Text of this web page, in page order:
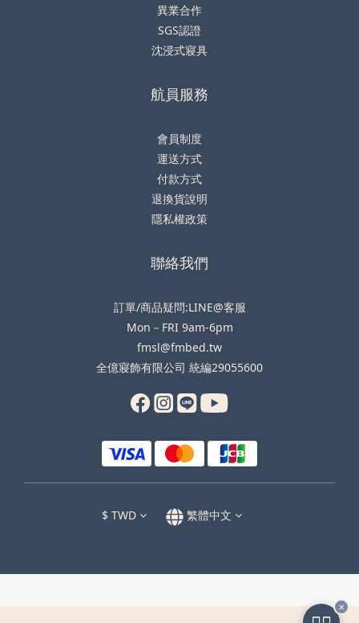
異業合作
SGS認證
沈浸式寢具
航員服務
會員制度
運送方式
付款方式
退換貨說明
隱私權政策
聯絡我們
訂單/商品疑問:LINE@客服
Mon－FRI 9am-6pm
fmsl@fmbed.tw
全億寢飾有限公司 統編29055600
$ TWD 繁體中文
✕